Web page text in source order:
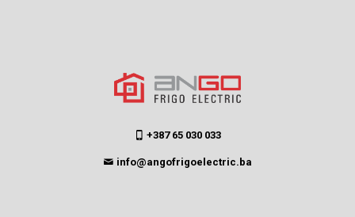
+387 65 030 033
info@angofrigoelectric.ba